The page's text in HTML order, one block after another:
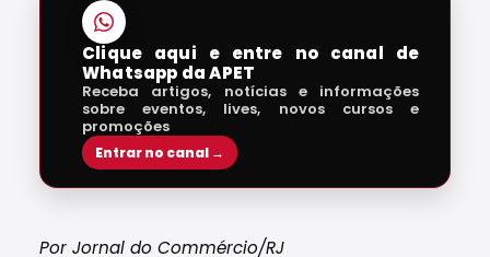
Clique aqui e entre no canal de
Whatsapp da APET
Receba artigos, notícias e informações
sobre eventos, lives, novos cursos e
promoções
Entrar no canal →
Por Jornal do Commércio/RJ